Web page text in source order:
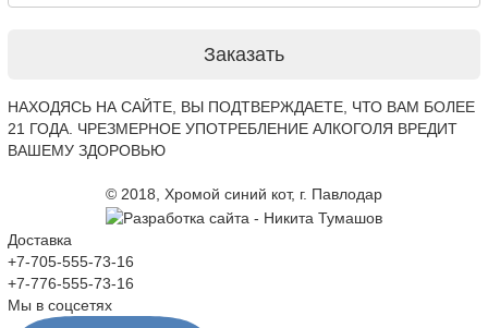
Заказать
НАХОДЯСЬ НА САЙТЕ, ВЫ ПОДТВЕРЖДАЕТЕ, ЧТО ВАМ БОЛЕЕ
21 ГОДА. ЧРЕЗМЕРНОЕ УПОТРЕБЛЕНИЕ АЛКОГОЛЯ ВРЕДИТ
ВАШЕМУ ЗДОРОВЬЮ
© 2018, Хромой синий кот, г. Павлодар
Доставка
+7-705-555-73-16
+7-776-555-73-16
Мы в соцсетях